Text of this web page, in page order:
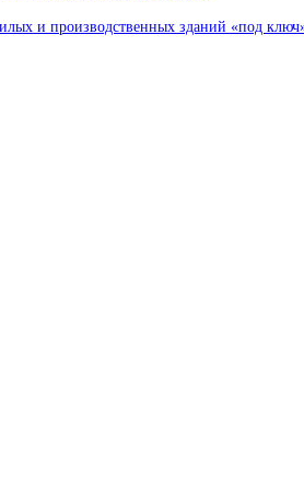
и производственных зданий «под